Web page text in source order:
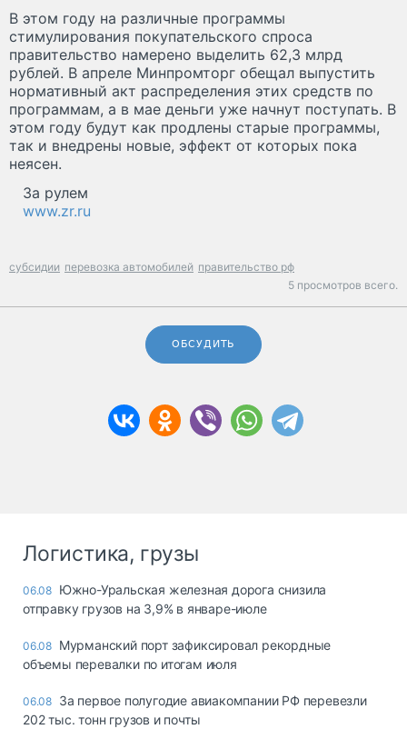
В этом году на различные программы
стимулирования покупательского спроса
правительство намерено выделить 62,3 млрд
рублей. В апреле Минпромторг обещал выпустить
нормативный акт распределения этих средств по
программам, а в мае деньги уже начнут поступать. В
этом году будут как продлены старые программы,
так и внедрены новые, эффект от которых пока
неясен.
За рулем
www.zr.ru
субсидии перевозка автомобилей правительство рф
5 просмотров всего.
ОБСУДИТЬ
Логистика, грузы
06.08 Южно-Уральская железная дорога снизила
отправку грузов на 3,9% в январе-июле
06.08 Мурманский порт зафиксировал рекордные
объемы перевалки по итогам июля
06.08 За первое полугодие авиакомпании РФ перевезли
202 тыс. тонн грузов и почты